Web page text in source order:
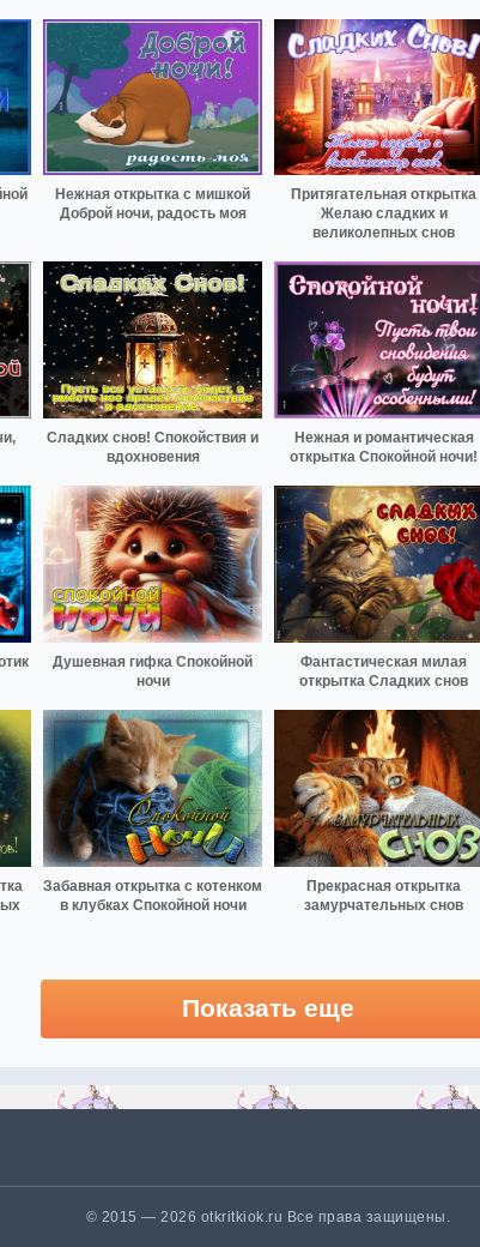
Нежная открытка с мишкой
Доброй ночи, радость моя
Притягательная открытка
Желаю сладких и
великолепных снов
Сладких снов! Спокойствия и
вдохновения
Нежная и романтическая
открытка Спокойной ночи!
Душевная гифка Спокойной
ночи
Фантастическая милая
открытка Сладких снов
Забавная открытка с котенком
в клубках Спокойной ночи
Прекрасная открытка
замурчательных снов
Показать еще
© 2015 — 2026 otkritkiok.ru Все права защищены.